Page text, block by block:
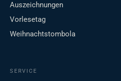
Auszeichnungen
Vorlesetag
Weihnachtstombola
SERVICE